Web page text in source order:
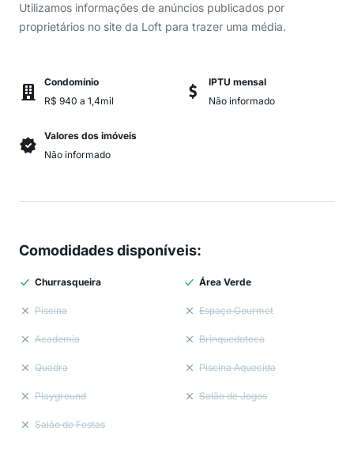
Utilizamos informações de anúncios publicados por
proprietários no site da Loft para trazer uma média.
Condomínio
R$ 940 a 1,4mil
IPTU mensal
Não informado
Valores dos imóveis
Não informado
Comodidades disponíveis:
Churrasqueira Área Verde
Piscina Espaço Gourmet
Academia Brinquedoteca
Quadra Piscina Aquecida
Playground Salão de Jogos
Salão de Festas